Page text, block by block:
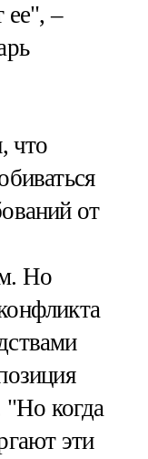
ее", –
что
от
Но
"Но когда
эти